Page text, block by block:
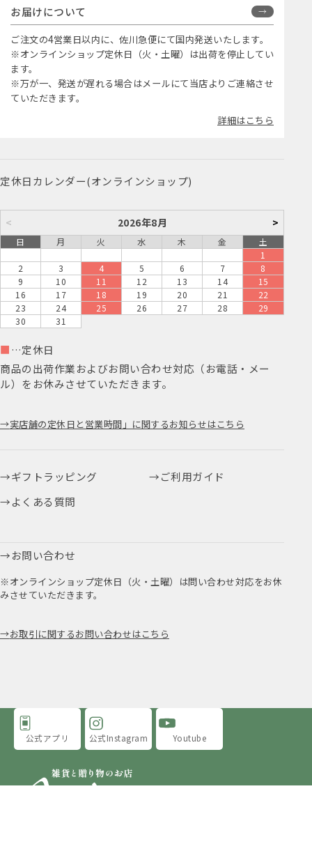
お届けについて
ご注文の4営業日以内に、佐川急便にて国内発送いたします。
※オンラインショップ定休日（火・土曜）は出荷を停止してい
ます。
※万が一、発送が遅れる場合はメールにて当店よりご連絡させ
ていただきます。
詳細はこちら
定休日カレンダー(オンラインショップ)
< 2026年8月 >
日 月 火 水 木 金
土
1
2
3 4 5 6 7
8
9
10 11 12 13 14
15
16
17 18 19 20 21
22
23
24 25 26 27 28
29
30
31
■ …定休日
商品の出荷作業およびお問い合わせ対応（お電話・メー
ル）をお休みさせていただきます。
実店舗の定休日と営業時間」に関するお知らせはこちら
ギフトラッピング
ご利用ガイド
よくある質問
お問い合わせ
※オンラインショップ定休日（火・土曜）は問い合わせ対応をお休
みさせていただきます。
お取引に関するお問い合わせはこちら
公式アプリ 公式Instagram Youtube